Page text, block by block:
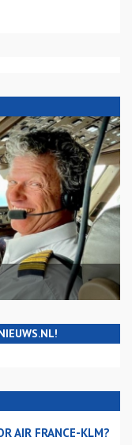
AIR FRANCE-KLM?